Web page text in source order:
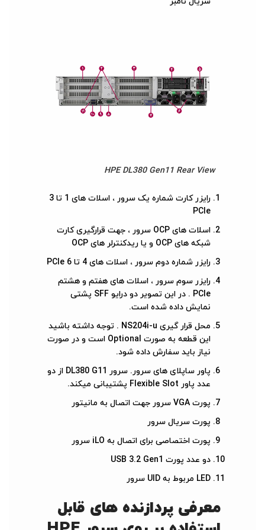
HPE DL380 Gen11 Rear View
رایزر کارت شماره یک سرور ، اسلات های 1 تا 3
PCIe
اسلات های OCP سرور ، جهت قرارگیری کارت
شبکه های OCP و یا ریدکنترلر های OCP
رایزر شماره دوم سرور ، اسلات های 4 تا 6 PCIe
رایزر سوم سرور ، اسلات های هفتم و هشتم
PCIe . در این تصویر دو درایو SFF پشتی
نمایش داده شده است.
محل قرار گیری NS204i-u . توجه داشته باشید
این قطعه به صورت Optional است و در صورت
نیاز باید سفارش داده شود.
پاور ساپلای های سرور. سرور DL380 G11 از دو
عدد پاور Flexible Slot پشتیبانی میکند.
پورت VGA سرور جهت اتصال به مانیتور
پورت سریال سرور
پورت اختصاصی برای اتصال به iLO سرور
دو عدد پورت USB 3.2 Gen1
LED مربوط به UID سرور
معرفی پردازنده های قابل